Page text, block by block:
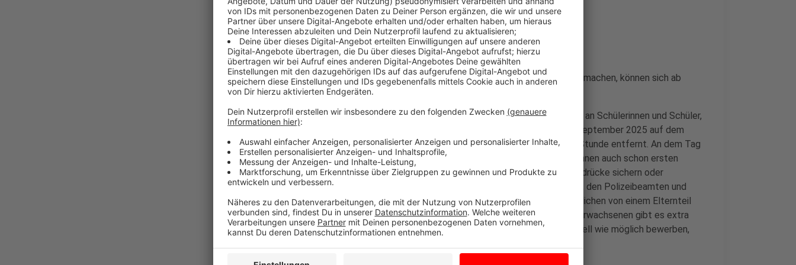
Ein Elternteil sollte mit zum CopCamp
Anzeige
Jugendliche, die im nächsten Jahr ihren mittleren Schulabschluss machen, können sich ab
sofort für das diesjährige CopCamp bewerben.
Darauf weist die Kreispolizei Borken hin. Das Angebot richtet sich an Schülerinnen und Schüler,
die überlegen, zur Polizei zu gehen. Das CopCamp findet am 13. September 2025 auf dem
Ausbildungsgelände in Selm statt. Das ist von Borken etwa eine Stunde entfernt. An dem Tag
lernen die Jugendlichen nicht nur die Polizeischule kennen, sie können auch schon ersten
Blaulicht-Erfahrungen sammeln, wie Notrufe bearbeiten, Fingerabdrücke sichern oder
Verkehrsunfälle aufnehmen. Und es gibt natürlich die Gelegenheit, den Polizeibeamten und
Beamtinnen Fragen zu stellen. Beim CopCamp sollten die Jugendlichen von einem Elternteil
bzw. Erziehungsberechtigten begleitet werden, heißt es. Für die Erwachsenen gibt es extra
Infos. Wer beim Cop Camp dabei sein möchte, sollte sich so schnell wie möglich bewerben,